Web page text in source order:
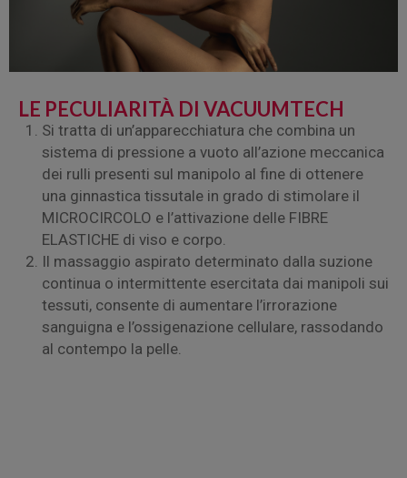
LE PECULIARITÀ DI VACUUMTECH
Si tratta di un’apparecchiatura che combina un
sistema di pressione a vuoto all’azione meccanica
dei rulli presenti sul manipolo al fine di ottenere
una ginnastica tissutale in grado di stimolare il
MICROCIRCOLO e l’attivazione delle FIBRE
ELASTICHE di viso e corpo.
Il massaggio aspirato determinato dalla suzione
continua o intermittente esercitata dai manipoli sui
tessuti, consente di aumentare l’irrorazione
sanguigna e l’ossigenazione cellulare, rassodando
al contempo la pelle.